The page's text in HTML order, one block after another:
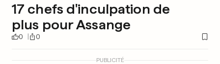
17 chefs d'inculpation de
plus pour Assange
0 0
PUBLICITÉ